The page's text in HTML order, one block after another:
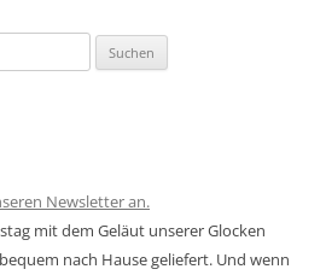
Newsletter an.
mit dem Geläut unserer Glocken
nach Hause geliefert. Und wenn